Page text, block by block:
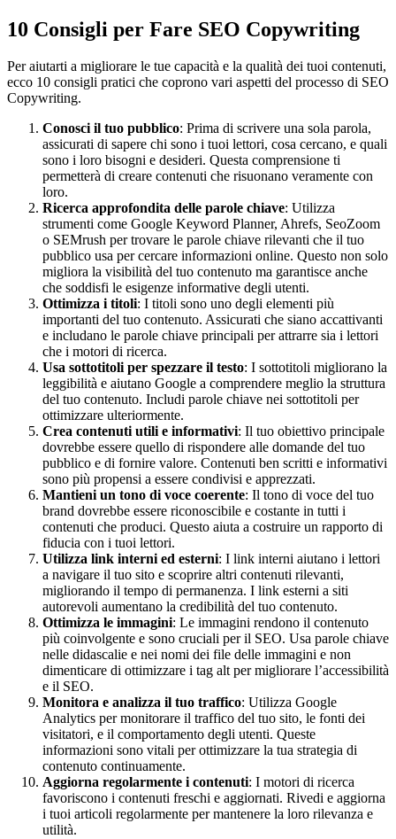
10 Consigli per Fare SEO Copywriting
Per aiutarti a migliorare le tue capacità e la qualità dei tuoi contenuti,
ecco 10 consigli pratici che coprono vari aspetti del processo di SEO
Copywriting.
Conosci il tuo pubblico: Prima di scrivere una sola parola,
assicurati di sapere chi sono i tuoi lettori, cosa cercano, e quali
sono i loro bisogni e desideri. Questa comprensione ti
permetterà di creare contenuti che risuonano veramente con
loro.
Ricerca approfondita delle parole chiave: Utilizza
strumenti come Google Keyword Planner, Ahrefs, SeoZoom
o SEMrush per trovare le parole chiave rilevanti che il tuo
pubblico usa per cercare informazioni online. Questo non solo
migliora la visibilità del tuo contenuto ma garantisce anche
che soddisfi le esigenze informative degli utenti.
Ottimizza i titoli: I titoli sono uno degli elementi più
importanti del tuo contenuto. Assicurati che siano accattivanti
e includano le parole chiave principali per attrarre sia i lettori
che i motori di ricerca.
Usa sottotitoli per spezzare il testo: I sottotitoli migliorano la
leggibilità e aiutano Google a comprendere meglio la struttura
del tuo contenuto. Includi parole chiave nei sottotitoli per
ottimizzare ulteriormente.
Crea contenuti utili e informativi: Il tuo obiettivo principale
dovrebbe essere quello di rispondere alle domande del tuo
pubblico e di fornire valore. Contenuti ben scritti e informativi
sono più propensi a essere condivisi e apprezzati.
Mantieni un tono di voce coerente: Il tono di voce del tuo
brand dovrebbe essere riconoscibile e costante in tutti i
contenuti che produci. Questo aiuta a costruire un rapporto di
fiducia con i tuoi lettori.
Utilizza link interni ed esterni: I link interni aiutano i lettori
a navigare il tuo sito e scoprire altri contenuti rilevanti,
migliorando il tempo di permanenza. I link esterni a siti
autorevoli aumentano la credibilità del tuo contenuto.
Ottimizza le immagini: Le immagini rendono il contenuto
più coinvolgente e sono cruciali per il SEO. Usa parole chiave
nelle didascalie e nei nomi dei file delle immagini e non
dimenticare di ottimizzare i tag alt per migliorare l’accessibilità
e il SEO.
Monitora e analizza il tuo traffico: Utilizza Google
Analytics per monitorare il traffico del tuo sito, le fonti dei
visitatori, e il comportamento degli utenti. Queste
informazioni sono vitali per ottimizzare la tua strategia di
contenuto continuamente.
Aggiorna regolarmente i contenuti: I motori di ricerca
favoriscono i contenuti freschi e aggiornati. Rivedi e aggiorna
i tuoi articoli regolarmente per mantenere la loro rilevanza e
utilità.